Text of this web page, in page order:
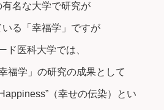
名な大学で研究が
る「幸福学」ですが
ド医科大学では、
福学」の研究の成果として
（幸せの伝染）とい